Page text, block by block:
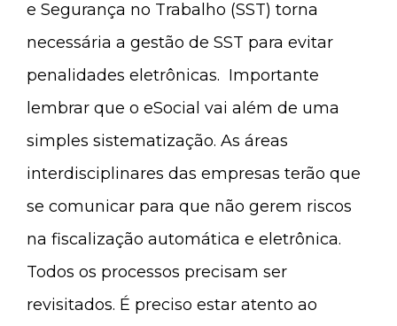
e Segurança no Trabalho (SST) torna
necessária a gestão de SST para evitar
penalidades eletrônicas. Importante
lembrar que o eSocial vai além de uma
simples sistematização. As áreas
interdisciplinares das empresas terão que
se comunicar para que não gerem riscos
na fiscalização automática e eletrônica.
Todos os processos precisam ser
revisitados. É preciso estar atento ao